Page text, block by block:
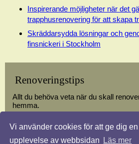
Vi använder cookies för att ge dig
upplevelse av webbsidan
Läs mer
Inspirerande möjligheter när det
trapphusrenovering för att skapa
Skräddarsydda lösningar och
finsnickeri i Stockholm
Renoveringstips
Allt du behöva veta när du skall
hemma.